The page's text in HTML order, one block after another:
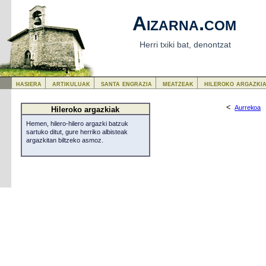
Aizarna.com
Herri txiki bat, denontzat
<Aurrekoa
Hileroko argazkiak
Hemen, hilero-hilero argazki batzuk
sartuko ditut, gure herriko albisteak
argazkitan biltzeko asmoz.
hasiera artikuluak santa engrazia meatzeak hileroko